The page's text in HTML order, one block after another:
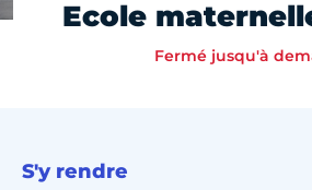
Ecole
Fermé jusqu'à
S'y rendre